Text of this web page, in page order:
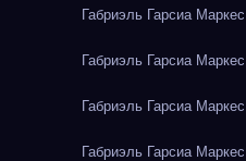
Габриэль Гарсиа
Габриэль Гарсиа
Габриэль Гарсиа
Габриэль Гарсиа